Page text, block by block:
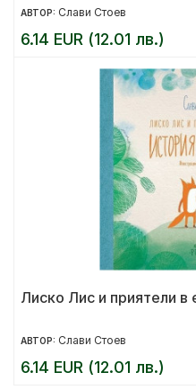
АВТОР: Слави Стоев
6.14 EUR (12.01 лв.)
Лиско Лис и приятели в
АВТОР: Слави Стоев
6.14 EUR (12.01 лв.)